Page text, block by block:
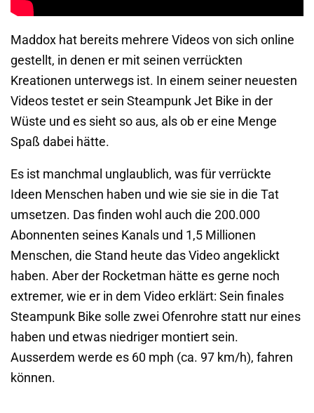
Maddox hat bereits mehrere Videos von sich online
gestellt, in denen er mit seinen verrückten
Kreationen unterwegs ist. In einem seiner neuesten
Videos testet er sein Steampunk Jet Bike in der
Wüste und es sieht so aus, als ob er eine Menge
Spaß dabei hätte.
Es ist manchmal unglaublich, was für verrückte
Ideen Menschen haben und wie sie sie in die Tat
umsetzen. Das finden wohl auch die 200.000
Abonnenten seines Kanals und 1,5 Millionen
Menschen, die Stand heute das Video angeklickt
haben. Aber der Rocketman hätte es gerne noch
extremer, wie er in dem Video erklärt: Sein finales
Steampunk Bike solle zwei Ofenrohre statt nur eines
haben und etwas niedriger montiert sein.
Ausserdem werde es 60 mph (ca. 97 km/h), fahren
können.